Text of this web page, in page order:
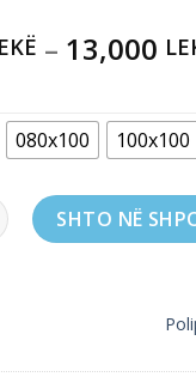
– 13,000
080x100 100x100
quantity
SHTO NË